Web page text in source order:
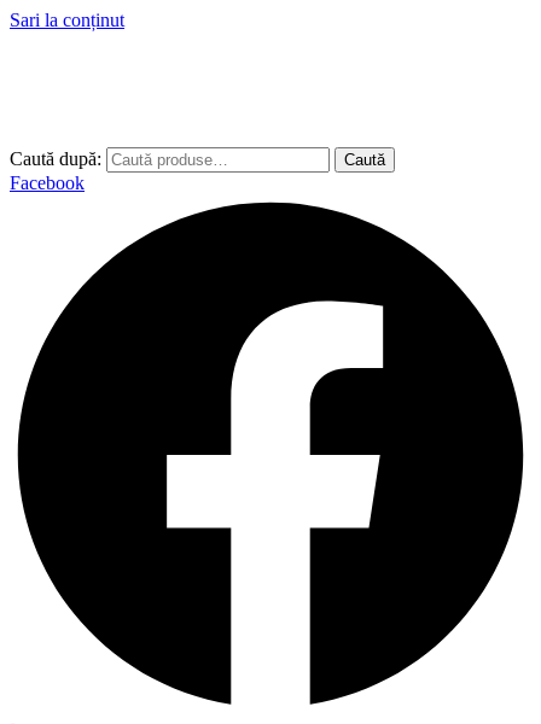
Sari la conținut
Caută după: Caută
Facebook